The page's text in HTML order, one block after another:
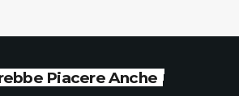
Piacere Anche